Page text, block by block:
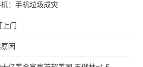
：手机垃圾成灾
上门
因